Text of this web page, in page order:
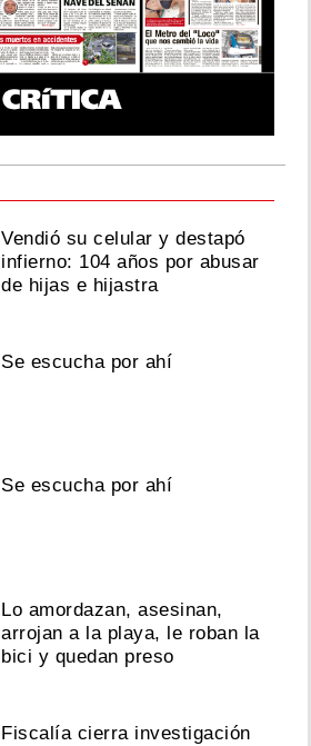
Vendió su celular y destapó
infierno: 104 años por abusar
de hijas e hijastra
Se escucha por ahí
Se escucha por ahí
Lo amordazan, asesinan,
arrojan a la playa, le roban la
bici y quedan preso
Fiscalía cierra investigación